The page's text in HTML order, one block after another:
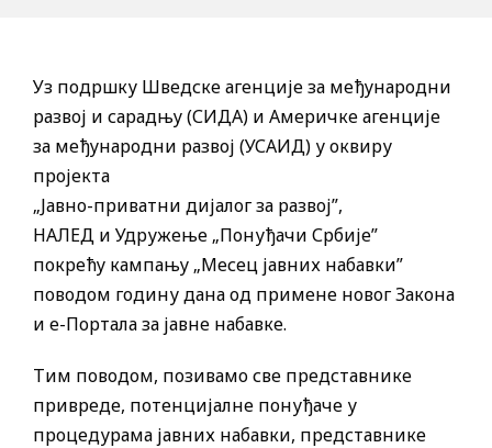
Уз подршку Шведске агенције за међународни
развој и сарадњу (СИДА) и Америчке агенције
за међународни развој (УСАИД) у оквиру
пројекта
„Јавно-приватни дијалог за развој”,
НАЛЕД и Удружење „Понуђачи Србије”
покрећу кампању „Месец јавних набавки”
поводом годину дана од примене новог Закона
и е-Портала за јавне набавке.
Тим поводом, позивамо све представнике
привреде, потенцијалне понуђаче у
процедурама јавних набавки, представнике